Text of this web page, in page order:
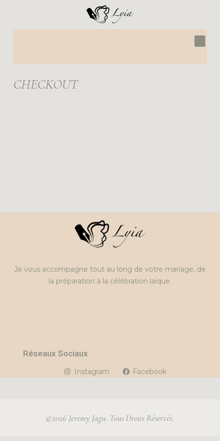
CHECKOUT
Je vous accompagne tout au long de votre mariage, de
la préparation à la célébration laïque.
Réseaux Sociaux
Instagram Facebook
©2026 Jeremy Jagu. Tous Droits Réservés.